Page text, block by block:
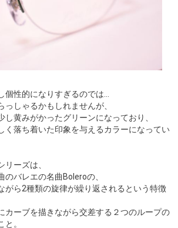
個性的になりすぎるのでは…
っしゃるかもしれませんが、
し黄みがかったグリーンになっており、
く落ち着いた印象を与えるカラーになってい
ーズは、
バレエの名曲Boleroの、
がら2種類の旋律が繰り返されるという特徴
カーブを描きながら交差する２つのループの
。